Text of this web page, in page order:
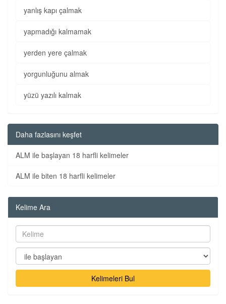
yanlış kapı çalmak
yapmadığı kalmamak
yerden yere çalmak
yorgunluğunu almak
yüzü yazılı kalmak
Daha fazlasını keşfet
ALM ile başlayan 18 harfli kelimeler
ALM ile biten 18 harfli kelimeler
Kelime Ara
Kelimeleri Bul